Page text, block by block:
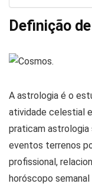
Definição
A astrologia é o
atividade celestial
praticam astrologia
eventos terrenos
profissional,
horóscopo semanal